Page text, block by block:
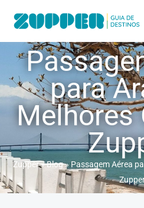
para
Melhores
Zupper»Blog»Passagem Aérea